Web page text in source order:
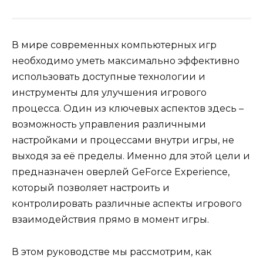
В мире современных компьютерных игр
необходимо уметь максимально эффективно
использовать доступные технологии и
инструменты для улучшения игрового
процесса. Один из ключевых аспектов здесь –
возможность управления различными
настройками и процессами внутри игры, не
выходя за её пределы. Именно для этой цели и
предназначен оверлей GeForce Experience,
который позволяет настроить и
контролировать различные аспекты игрового
взаимодействия прямо в момент игры.
В этом руководстве мы рассмотрим, как